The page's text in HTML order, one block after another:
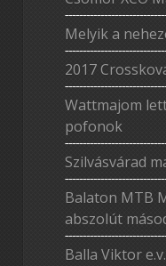
Melyik a
2017
Wattmajom
pofonok
Szilvásvárad
Balaton MTB
abszolút
Balla Viktor